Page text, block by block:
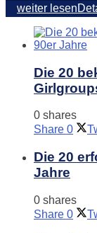
weiter lesen
Die 20
0 shares
Share 0
Die 20
Jahre
0 shares
Share 0